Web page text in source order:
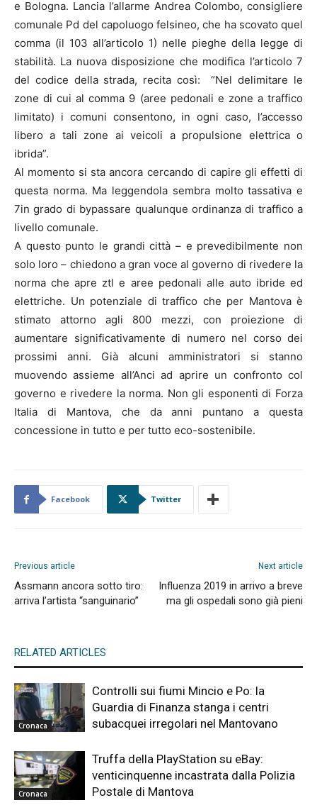
e Bologna. Lancia l’allarme Andrea Colombo, consigliere
comunale Pd del capoluogo felsineo, che ha scovato quel
comma (il 103 all’articolo 1) nelle pieghe della legge di
stabilità. La nuova disposizione che modifica l’articolo 7
del codice della strada, recita così: “Nel delimitare le
zone di cui al comma 9 (aree pedonali e zone a traffico
limitato) i comuni consentono, in ogni caso, l’accesso
libero a tali zone ai veicoli a propulsione elettrica o
ibrida”.
Al momento si sta ancora cercando di capire gli effetti di
questa norma. Ma leggendola sembra molto tassativa e
7in grado di bypassare qualunque ordinanza di traffico a
livello comunale.
A questo punto le grandi città – e prevedibilmente non
solo loro – chiedono a gran voce al governo di rivedere la
norma che apre ztl e aree pedonali alle auto ibride ed
elettriche. Un potenziale di traffico che per Mantova è
stimato attorno agli 800 mezzi, con proiezione di
aumentare significativamente di numero nel corso dei
prossimi anni. Già alcuni amministratori si stanno
muovendo assieme all’Anci ad aprire un confronto col
governo e rivedere la norma. Non gli esponenti di Forza
Italia di Mantova, che da anni puntano a questa
concessione in tutto e per tutto eco-sostenibile.
Facebook Twitter
Previous article
Assmann ancora sotto tiro:
arriva l’artista “sanguinario”
Next article
Influenza 2019 in arrivo a breve
ma gli ospedali sono già pieni
RELATED ARTICLES
Cronaca
Controlli sui fiumi Mincio e Po: la
Guardia di Finanza stanga i centri
subacquei irregolari nel Mantovano
Cronaca
Truffa della PlayStation su eBay:
venticinquenne incastrata dalla Polizia
Postale di Mantova